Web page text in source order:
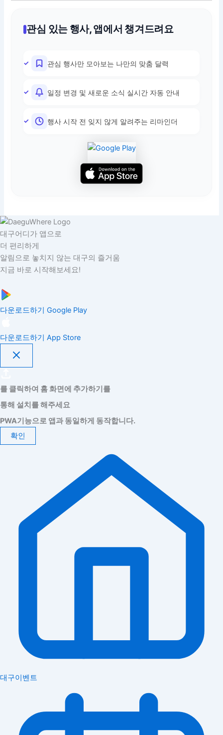
관심 있는 행사, 앱에서 챙겨드려요
관심 행사만 모아보는 나만의 맞춤 달력
일정 변경 및 새로운 소식 실시간 자동 안내
행사 시작 전 잊지 않게 알려주는 리마인더
대구어디가 앱으로
더 편리하게
알림으로 놓치지 않는 대구의 즐거움
지금 바로 시작해보세요!
다운로드하기 Google Play
다운로드하기 App Store
를 클릭하여 홈 화면에 추가하기를
통해 설치를 해주세요
PWA기능으로 앱과 동일하게 동작합니다.
확인
대구이벤트